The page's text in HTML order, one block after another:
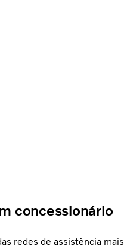
concessionário
redes de assistência mais